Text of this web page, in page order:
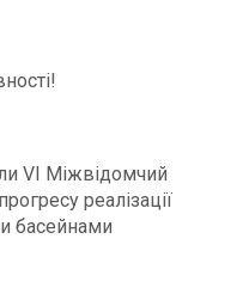
VІ Міжвідомчий
реалізації
басейнами